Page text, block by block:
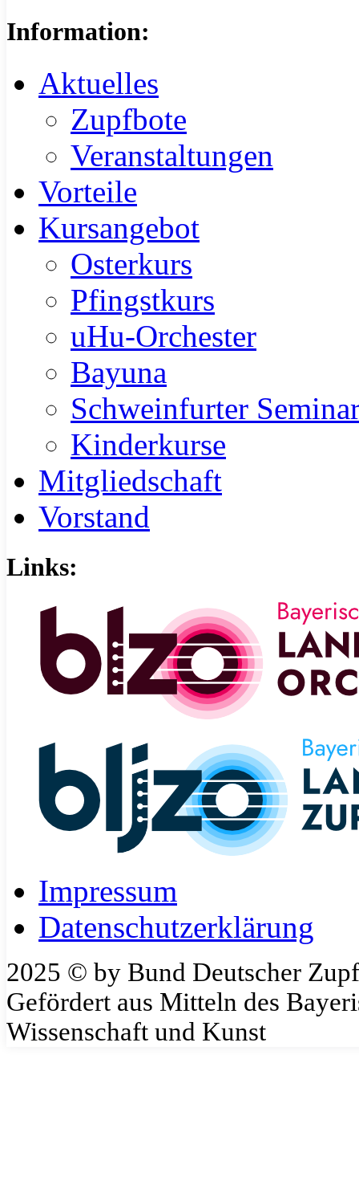
Information:
Aktuelles
Zupfbote
Veranstaltungen
Vorteile
Kursangebot
Osterkurs
Pfingstkurs
uHu-Orchester
Bayuna
Schweinfurter
Kinderkurse
Mitgliedschaft
Vorstand
Links:
Impressum
Datenschutzerklärung
2025 © by Bund Deutscher
Gefördert aus Mitteln des
Wissenschaft und Kunst